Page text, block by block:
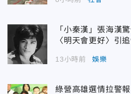
「小秦漢」張海漢
〈明天會更好〉引
13小時前 娛樂
綠營高雄選情拉警